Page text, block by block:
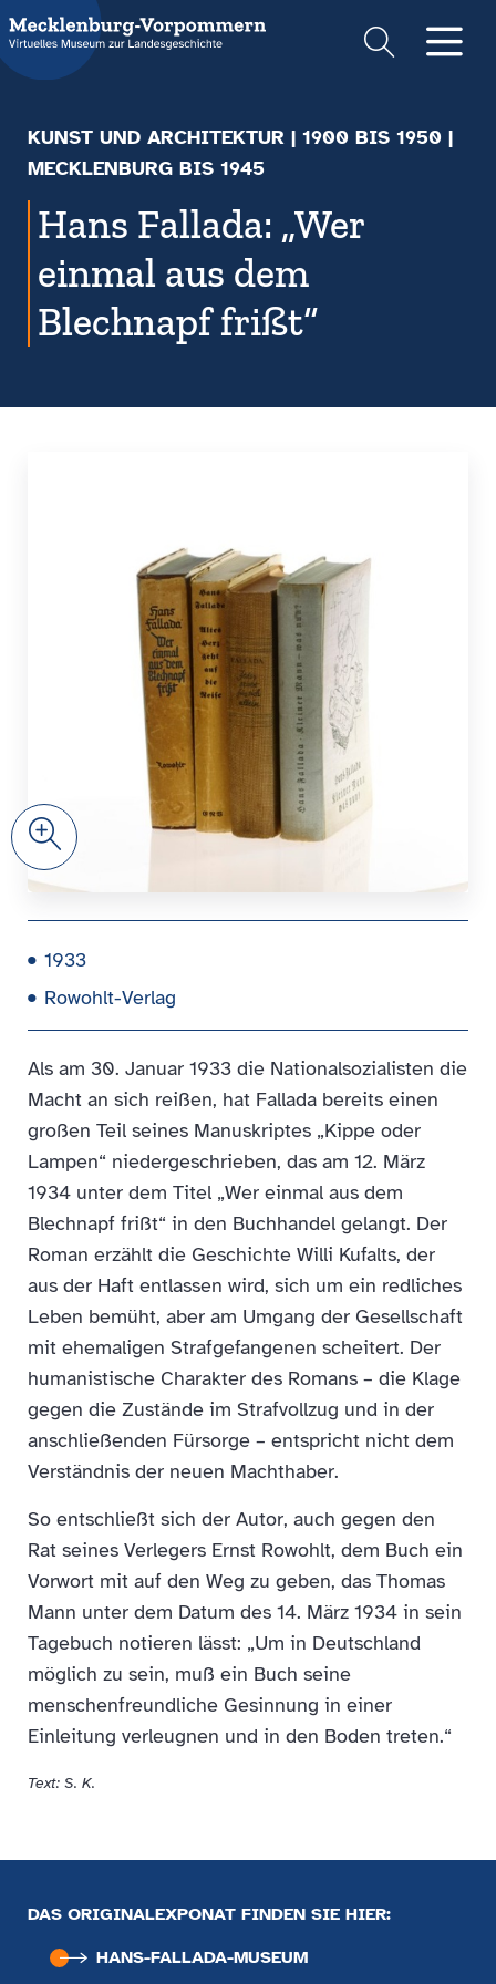
Suche
KUNST UND ARCHITEKTUR | 1900 BIS 1950 |
MECKLENBURG BIS 1945
Hans Fallada: „Wer
einmal aus dem
Blechnapf frißt“
Zoom
1933
Rowohlt-Verlag
Als am 30. Januar 1933 die Nationalsozialisten die
Macht an sich reißen, hat Fallada bereits einen
großen Teil seines Manuskriptes „Kippe oder
Lampen“ niedergeschrieben, das am 12. März
1934 unter dem Titel „Wer einmal aus dem
Blechnapf frißt“ in den Buchhandel gelangt. Der
Roman erzählt die Geschichte Willi Kufalts, der
aus der Haft entlassen wird, sich um ein redliches
Leben bemüht, aber am Umgang der Gesellschaft
mit ehemaligen Strafgefangenen scheitert. Der
humanistische Charakter des Romans – die Klage
gegen die Zustände im Strafvollzug und in der
anschließenden Fürsorge – entspricht nicht dem
Verständnis der neuen Machthaber.
So entschließt sich der Autor, auch gegen den
Rat seines Verlegers Ernst Rowohlt, dem Buch ein
Vorwort mit auf den Weg zu geben, das Thomas
Mann unter dem Datum des 14. März 1934 in sein
Tagebuch notieren lässt: „Um in Deutschland
möglich zu sein, muß ein Buch seine
menschenfreundliche Gesinnung in einer
Einleitung verleugnen und in den Boden treten.“
Text: S. K.
DAS ORIGINALEXPONAT FINDEN SIE HIER:
HANS-FALLADA-MUSEUM